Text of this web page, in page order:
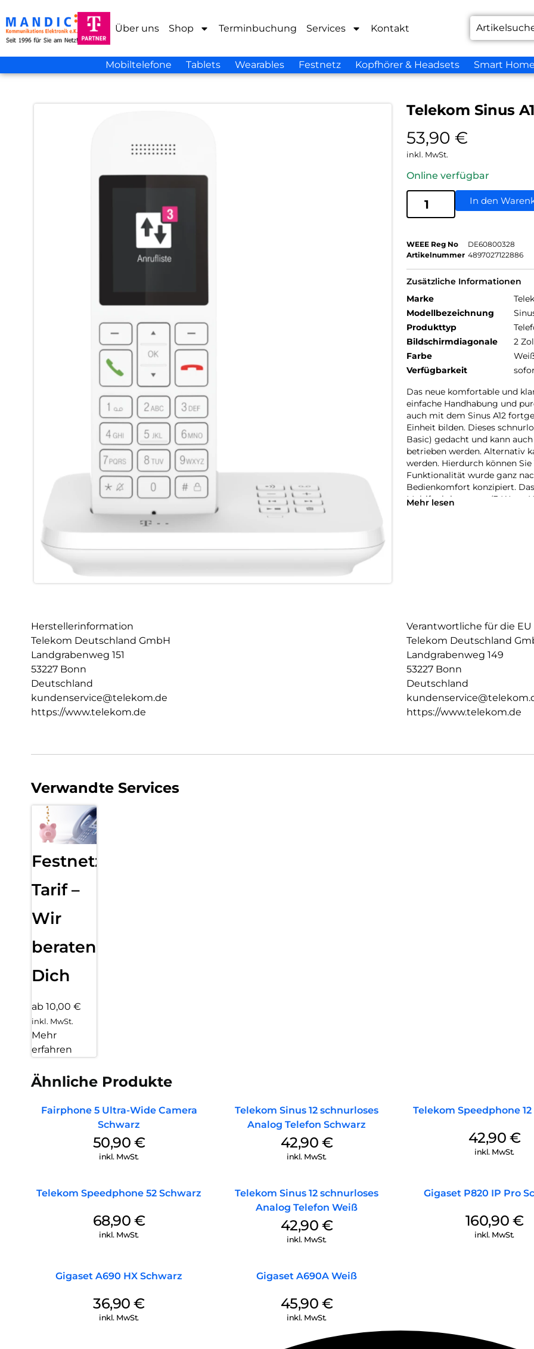
Über uns Shop Terminbuchung Services Kontakt
Mobiltelefone Tablets Wearables Festnetz Kopfhörer & Headsets Smart Home
Telekom Sinus
53,90 €
inkl. MwSt.
Online verfügbar
In den
WEEE Reg No
DE60800328
Artikelnummer 4897027122886
Zusätzliche Informationen
Marke
Modellbezeichnung
Produkttyp
Bildschirmdiagonale
2
Farbe
Verfügbarkeit
Das neue komfortable und
einfache Handhabung und
auch mit dem Sinus A12
Einheit bilden. Dieses
Basic) gedacht und kann
betrieben werden. Alternativ
werden. Hierdurch können
Funktionalität wurde ganz
Bedienkomfort konzipiert.
Multifunktionstaste (3-Wege
Mehr lesen
Herstellerinformation
Telekom Deutschland GmbH
Landgrabenweg 151
53227 Bonn
Deutschland
kundenservice@telekom.de
https://www.telekom.de
Verantwortliche für die EU
Telekom Deutschland
Landgrabenweg 149
53227 Bonn
Deutschland
https://www.telekom.de
Verwandte Services
Festnetz
Tarif –
Wir
beraten
Dich
ab 10,00 €
inkl. MwSt.
Mehr
erfahren
Ähnliche Produkte
Fairphone 5 Ultra-Wide Camera
Schwarz
50,90 €
inkl. MwSt.
Telekom Sinus 12 schnurloses
Analog Telefon Schwarz
42,90 €
inkl. MwSt.
Telekom Speedphone
42,90 €
inkl. MwSt.
Telekom Speedphone 52 Schwarz
68,90 €
inkl. MwSt.
Telekom Sinus 12 schnurloses
Analog Telefon Weiß
42,90 €
inkl. MwSt.
Gigaset P820 IP Pro
160,90 €
inkl. MwSt.
Gigaset A690 HX Schwarz
36,90€
inkl. MwSt.
Gigaset A690A Weiß
45,90 €
inkl. MwSt.